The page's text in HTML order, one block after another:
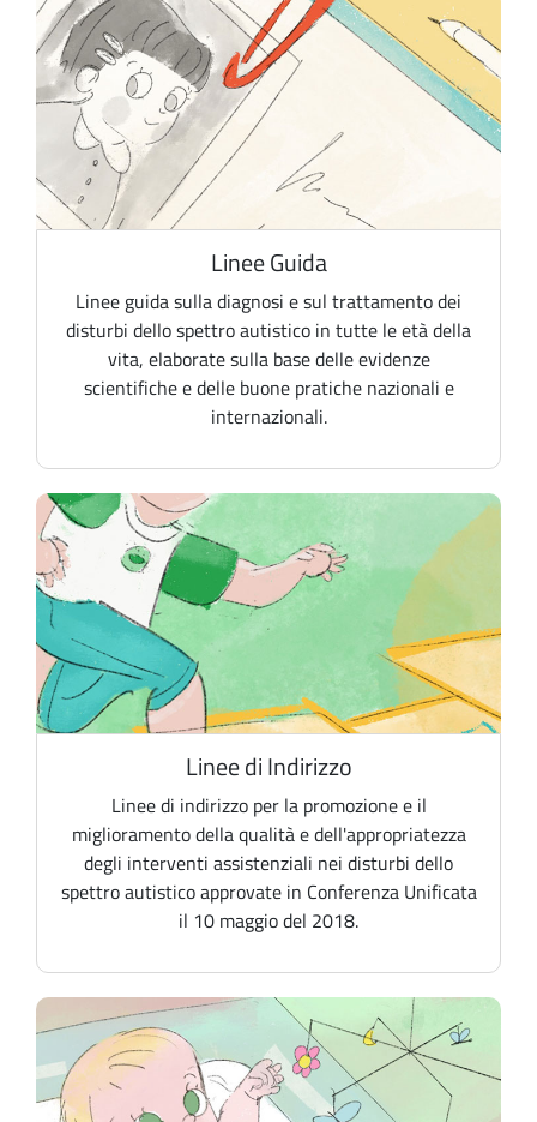
Linee Guida
Linee guida sulla diagnosi e sul trattamento dei
disturbi dello spettro autistico in tutte le età della
vita, elaborate sulla base delle evidenze
scientifiche e delle buone pratiche nazionali e
internazionali.
Linee di Indirizzo
Linee di indirizzo per la promozione e il
miglioramento della qualità e dell'appropriatezza
degli interventi assistenziali nei disturbi dello
spettro autistico approvate in Conferenza Unificata
il 10 maggio del 2018.